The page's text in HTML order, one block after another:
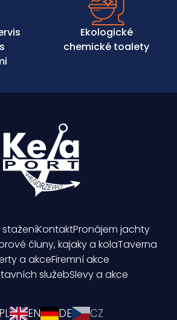
Ekologické
chemické toalety
staženíKontaktPronájem jachty
čluny, kajaky a kolaTaverna
a akceFiremní akce
služebSlevy a akce
EN DE CZ